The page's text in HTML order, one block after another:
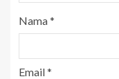
Nama*
Email*